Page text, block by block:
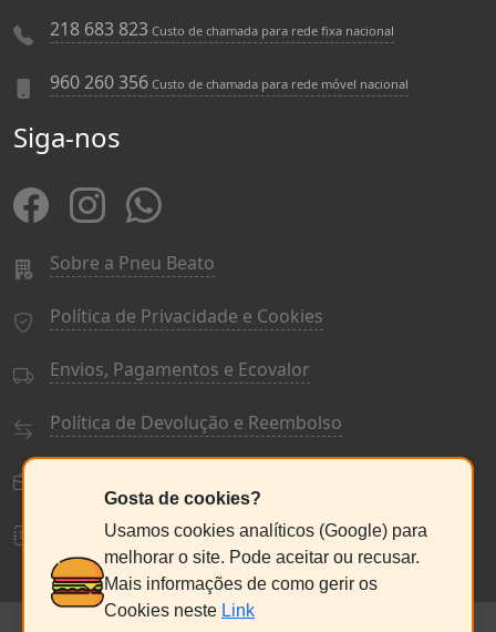
218 683 823 Custo de chamada para rede fixa nacional
960 260 356 Custo de chamada para rede móvel nacional
Siga-nos
Sobre a Pneu Beato
Política de Privacidade e Cookies
Envios, Pagamentos e Ecovalor
Política de Devolução e Reembolso
Livro de Reclamações
Gosta de cookies?
Usamos cookies analíticos (Google) para
melhorar o site. Pode aceitar ou recusar.
Mais informações de como gerir os
Cookies neste Link